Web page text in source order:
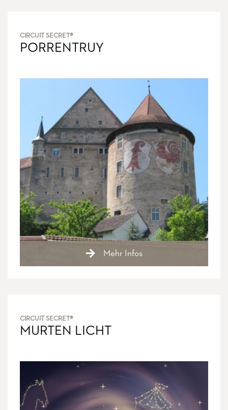
CIRCUIT SECRET®
PORRENTRUY
Mehr Infos
CIRCUIT SECRET®
MURTEN LICHT